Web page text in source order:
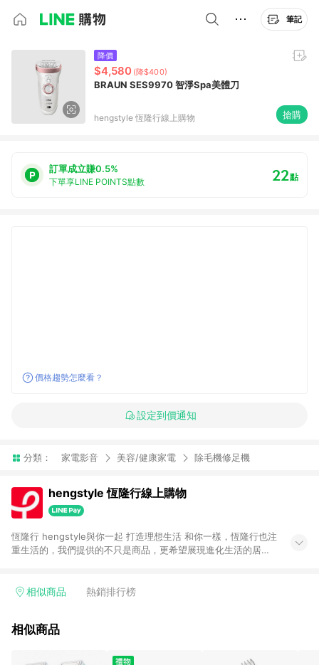
筆記
降價
$4,580 (降$400)
BRAUN SES9970 智淨Spa美體刀
hengstyle 恆隆行線上購物 搶購
訂單成立賺0.5%
下單享LINE POINTS點數 22點
價格趨勢怎麼看？
設定到價通知
分類： 家電影音 美容/健康家電 除毛機修足機
hengstyle 恆隆行線上購物
恆隆行 hengstyle與你一起 打造理想生活 和你一樣，恆隆行也注
重生活的，我們提供的不只是商品，更希望展現進化生活的居家
相似商品 熱銷排行榜
相似商品